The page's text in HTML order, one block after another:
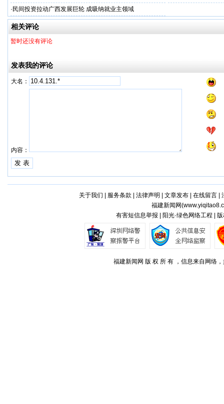
· 民间投资拉动广西发展巨轮 成吸纳就业主领域
相关评论
暂时还没有评论
发表我的评论
大名：
内容：
关于我们 服务条款 法律声明 文章发布| 在线留言|
福建新闻网(
有害短信息举报 | 阳光·绿色网络工程 |
福建新闻网 版 权 所 有 ，信息来自网络